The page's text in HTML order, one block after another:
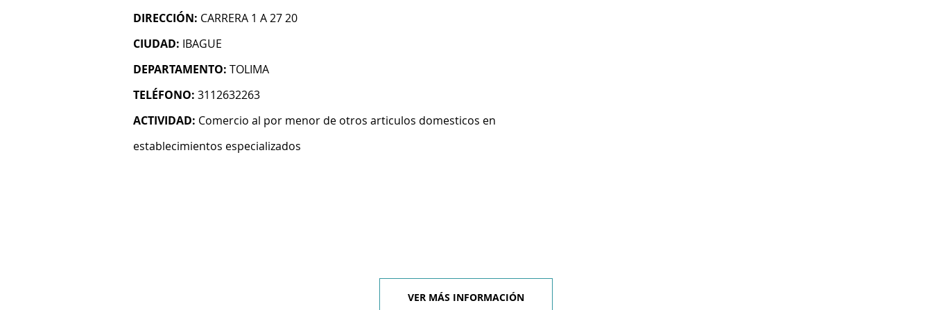
DIRECCIÓN: CARRERA 1 A 27 20
CIUDAD: IBAGUE
DEPARTAMENTO: TOLIMA
TELÉFONO: 3112632263
ACTIVIDAD: Comercio al por menor de otros articulos domesticos en
establecimientos especializados
VER MÁS INFORMACIÓN